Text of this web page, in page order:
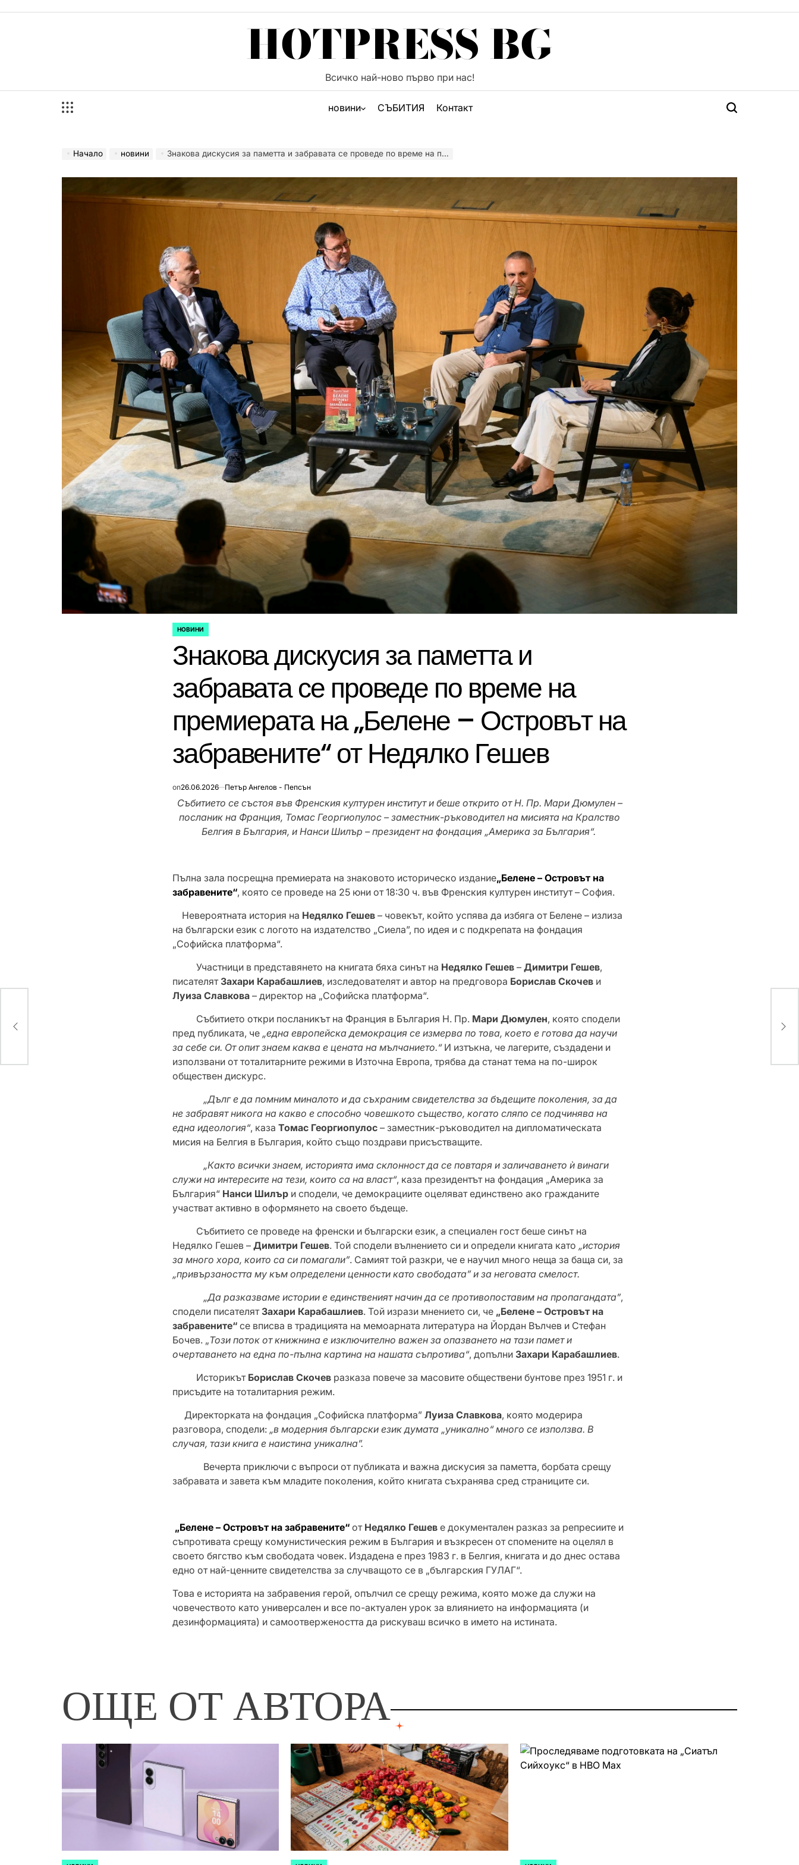
HOTPRESS BG
Всичко най-ново първо при нас!
новини СЪБИТИЯ Контакт Търсене
Начало новини Знакова дискусия за паметта и забравата се проведе по време на премиерата на „Белене – Островът на забравените“ от Недялко Гешев
POSTED
IN
НОВИНИ
Знакова дискусия за паметта и
забравата се проведе по време на
премиерата на „Белене – Островът на
забравените“ от Недялко Гешев
on26.06.2026 Петър Ангелов - Пепсън
Събитието се състоя във Френския културен институт и беше открито от Н. Пр. Мари Дюмулен –
посланик на Франция, Томас Георгиопулос – заместник-ръководител на мисията на Кралство
Белгия в България, и Нанси Шилър – президент на фондация „Америка за България“.
Пълна зала посрещна премиерата на знаковото историческо издание„Белене – Островът на
забравените“, която се проведе на 25 юни от 18:30 ч. във Френския културен институт – София.
Невероятната история на Недялко Гешев – човекът, който успява да избяга от Белене – излиза
на български език с логото на издателство „Сиела”, по идея и с подкрепата на фондация
„Софийска платформа“.
Участници в представянето на книгата бяха синът на Недялко Гешев–Димитри Гешев,
писателят Захари Карабашлиев, изследователят и автор на предговора Борислав Скочев и
Луиза Славкова– директор на „Софийска платформа“.
Събитието откри посланикът на Франция в България Н. Пр. Мари Дюмулен, която сподели
пред публиката, че „една европейска демокрация се измерва по това, което е готова да научи
за себе си. От опит знаем каква е цената на мълчанието.“И изтъкна, че лагерите, създадени и
използвани от тоталитарните режими в Източна Европа, трябва да станат тема на по-широк
обществен дискурс.
„Дълг е да помним миналото и да съхраним свидетелства за бъдещите поколения, за да
не забравят никога на какво е способно човешкото същество, когато сляпо се подчинява на
една идеология“, каза Томас Георгиопулос – заместник-ръководител на дипломатическата
мисия на Белгия в България, който също поздрави присъстващите.
„Както всички знаем, историята има склонност да се повтаря и заличаването ѝ винаги
служи на интересите на тези, които са на власт“, каза президентът на фондация „Америка за
България“ Нанси Шилър и сподели, че демокрациите оцеляват единствено ако гражданите
участват активно в оформянето на своето бъдеще.
Събитието се проведе на френски и български език, а специален гост беше синът на
Недялко Гешев –Димитри Гешев. Той сподели вълнението си и определи книгата като „история
за много хора, които са си помагали”. Самият той разкри, че е научил много неща за баща си, за
„привързаността му към определени ценности като свободата” и за неговата смелост.
„Да разказваме истории е единственият начин да се противопоставим на пропагандата”,
сподели писателят Захари Карабашлиев. Той изрази мнението си, че „Белене – Островът на
забравените“ се вписва в традицията на мемоарната литература на Йордан Вълчев и Стефан
Бочев. „Този поток от книжнина е изключително важен за опазването на тази памет и
очертаването на една по-пълна картина на нашата съпротива“, допълни Захари Карабашлиев.
Историкът Борислав Скочев разказа повече за масовите обществени бунтове през 1951 г. и
присъдите на тоталитарния режим.
Директорката на фондация „Софийска платформа”Луиза Славкова, която модерира
разговора, сподели: „в модерния български език думата „уникално“ много се използва. В
случая, тази книга е наистина уникална”.
Вечерта приключи с въпроси от публиката и важна дискусия за паметта, борбата срещу
забравата и завета към младите поколения, който книгата съхранява сред страниците си.
„Белене – Островът на забравените“ от Недялко Гешеве документален разказ за репресиите и
съпротивата срещу комунистическия режим в България и възкресен от спомените на оцелял в
своето бягство към свободата човек. Издадена е през 1983 г. в Белгия, книгата и до днес остава
едно от най-ценните свидетелства за случващото се в „българския ГУЛАГ“.
Това е историята на забравения герой, опълчил се срещу режима, която може да служи на
човечеството като универсален и все по-актуален урок за влиянието на информацията (и
дезинформацията) и самоотвержеността да рискуваш всичко в името на истината.
ОЩЕ ОТ АВТОРА
се